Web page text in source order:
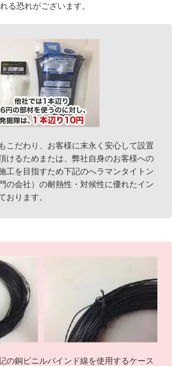
る恐れがございます。
こだわり、お客様に末永く安心して設置
けるためまたは、弊社自身のお客様への
工を目指すため下記のへラマンタイトン
の会社）の耐熱性・対候性に優れたイン
おります。
の銅ビニルバインド線を使用するケース